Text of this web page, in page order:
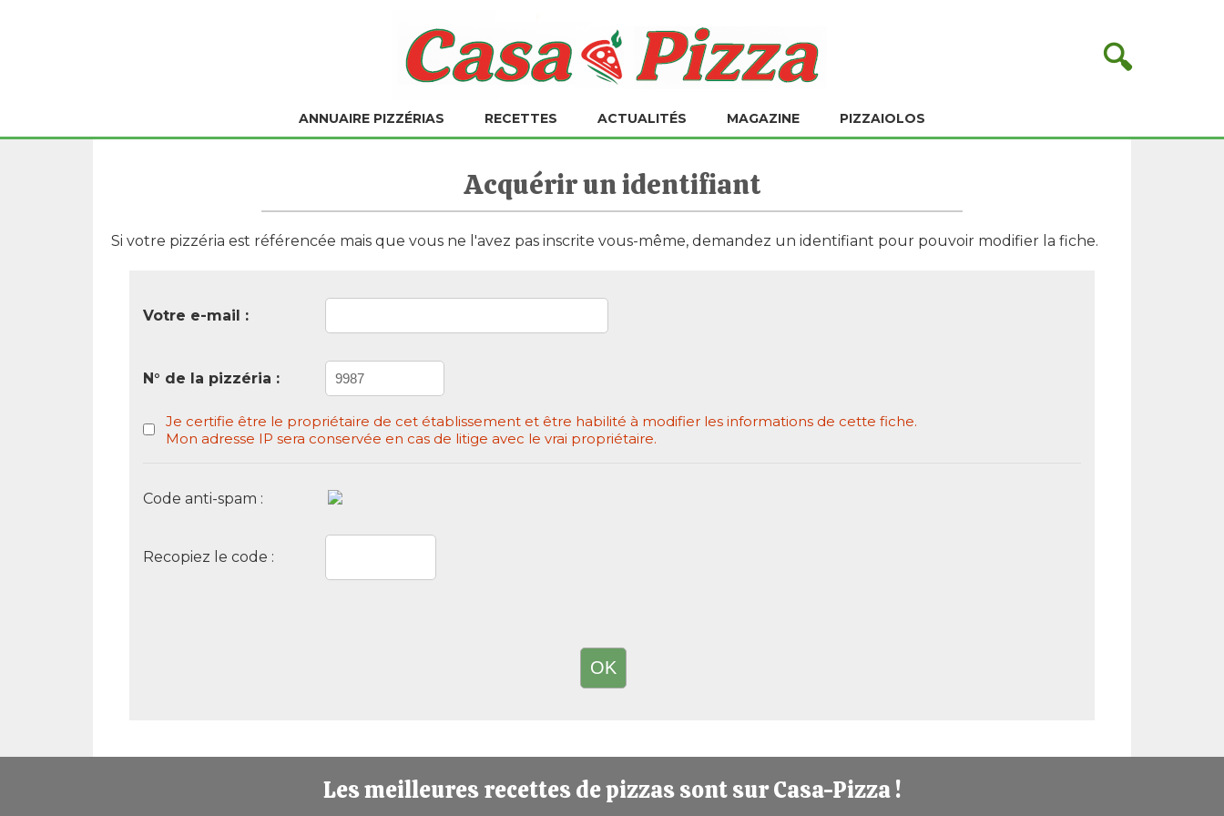
🔍
ANNUAIRE PIZZÉRIAS RECETTES ACTUALITÉS MAGAZINE PIZZAIOLOS
Acquérir un identifiant
Si votre pizzéria est référencée mais que vous ne l'avez pas inscrite vous-même, demandez un identifiant pour pouvoir modifier la fiche.
Votre e-mail :
N° de la pizzéria :
Je certifie être le propriétaire de cet établissement et être habilité à modifier les informations de cette fiche.
Mon adresse IP sera conservée en cas de litige avec le vrai propriétaire.
Code anti-spam :
Recopiez le code :
Les meilleures recettes de pizzas sont sur Casa-Pizza !